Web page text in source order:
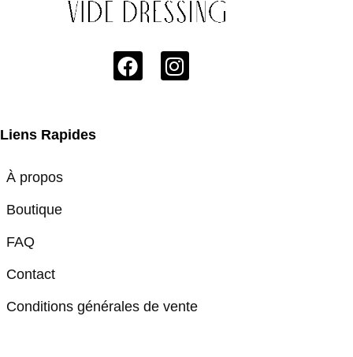
Liens Rapides
À propos
Boutique
FAQ
Contact
Conditions générales de vente